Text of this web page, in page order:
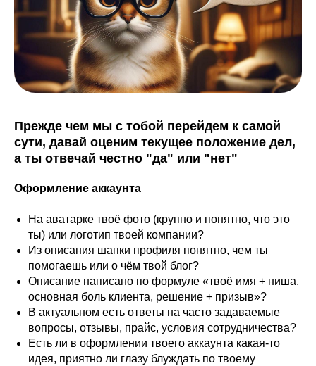
Прежде чем мы с тобой перейдем к самой
сути, давай оценим текущее положение дел,
а ты отвечай честно "да" или "нет"
Оформление аккаунта
На аватарке твоё фото (крупно и понятно, что это
ты) или логотип твоей компании?
Из описания шапки профиля понятно, чем ты
помогаешь или о чём твой блог?
Описание написано по формуле «твоё имя + ниша,
основная боль клиента, решение + призыв»?
В актуальном есть ответы на часто задаваемые
вопросы, отзывы, прайс, условия сотрудничества?
Есть ли в оформлении твоего аккаунта какая-то
идея, приятно ли глазу блуждать по твоему